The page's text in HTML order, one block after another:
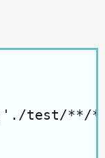
test/**/